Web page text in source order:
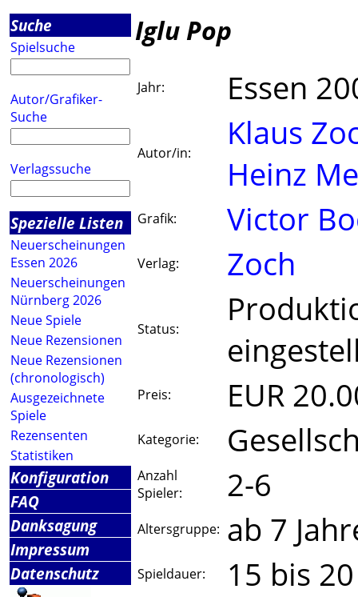
Suche
Spielsuche
Autor/Grafiker-
Suche
Verlagssuche
Spezielle Listen
Neuerscheinungen
Essen 2026
Neuerscheinungen
Nürnberg 2026
Neue Spiele
Neue Rezensionen
Neue Rezensionen
(chronologisch)
Ausgezeichnete
Spiele
Rezensenten
Statistiken
Konfiguration
FAQ
Danksagung
Impressum
Datenschutz
Iglu Pop
Jahr: Essen
Autor/in:
Klaus
Heinz
Grafik: Victor
Verlag: Zoch
Status:
Preis: EUR
Kategorie:
Anzahl
Spieler:
2-6
Altersgruppe: ab 7
Spieldauer: 15 bis